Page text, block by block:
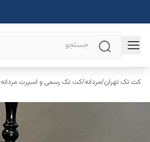
کت تک تهران/مردانه/کت تک رسمی و اسپرت مردانه